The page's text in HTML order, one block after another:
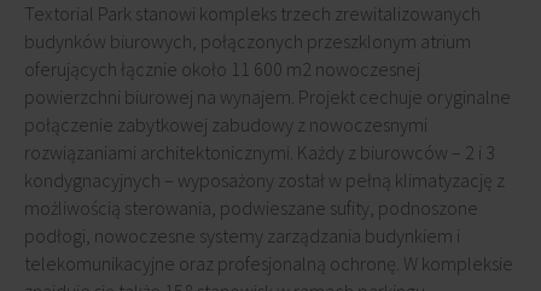
Textorial Park stanowi kompleks trzech zrewitalizowanych
budynków biurowych, połączonych przeszklonym atrium
oferujących łącznie około 11 600 m2 nowoczesnej
powierzchni biurowej na wynajem. Projekt cechuje oryginalne
połączenie zabytkowej zabudowy z nowoczesnymi
rozwiązaniami architektonicznymi. Każdy z biurowców – 2 i 3
kondygnacyjnych – wyposażony został w pełną klimatyzację z
możliwością sterowania, podwieszane sufity, podnoszone
podłogi, nowoczesne systemy zarządzania budynkiem i
telekomunikacyjne oraz profesjonalną ochronę. W kompleksie